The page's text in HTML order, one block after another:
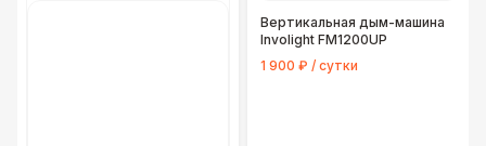
Вертикальная дым-машина
Involight FM1200UP
1 900 ₽ / сутки